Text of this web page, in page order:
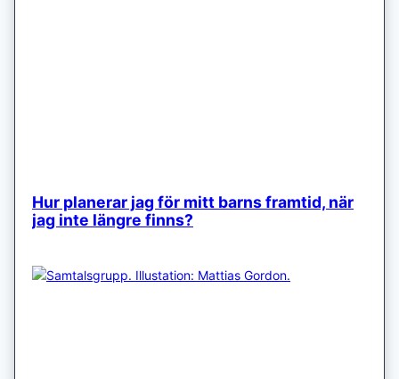
Hur planerar jag för mitt barns framtid, när
jag inte längre finns?